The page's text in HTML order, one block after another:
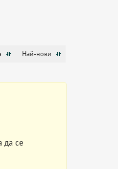
Най-нови
да се